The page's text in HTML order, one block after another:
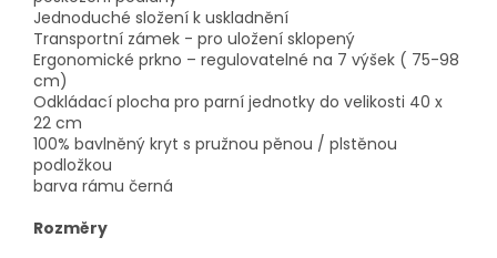
Jednoduché složení k uskladnění
Transportní zámek - pro uložení sklopený
Ergonomické prkno – regulovatelné na 7 výšek ( 75-98
cm)
Odkládací plocha pro parní jednotky do velikosti 40 x
22 cm
100% bavlněný kryt s pružnou pěnou / plstěnou
podložkou
barva rámu černá
Rozměry